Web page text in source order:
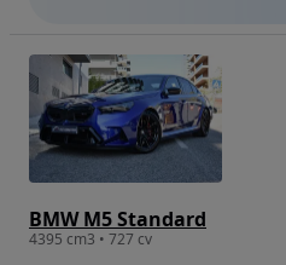
BMW M5 Standard
4395 cm3 • 727 cv